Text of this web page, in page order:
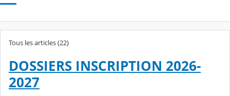
Tous les articles (22)
DOSSIERS INSCRIPTION 2026-
2027